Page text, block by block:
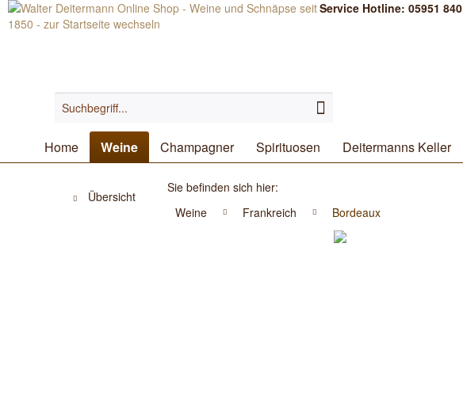
Service Hotline: 05951 840
Home Weine Champagner Spirituosen Deitermanns Keller
Übersicht
Sie befinden sich hier:
Weine
Frankreich Bordeaux